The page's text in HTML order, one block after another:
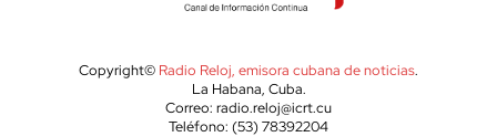
Copyright© Radio Reloj, emisora cubana de noticias.
La Habana, Cuba.
Correo: radio.reloj@icrt.cu
Teléfono: (53) 78392204